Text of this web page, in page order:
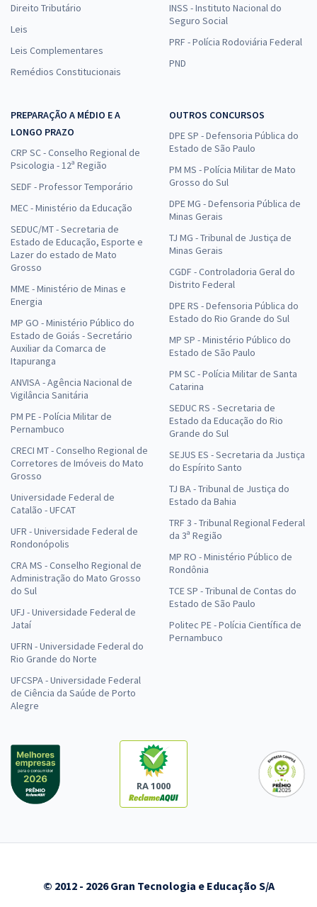
Direito Tributário
Leis
Leis Complementares
Remédios Constitucionais
INSS - Instituto Nacional do
Seguro Social
PRF - Polícia Rodoviária Federal
PND
PREPARAÇÃO A MÉDIO E A
LONGO PRAZO
CRP SC - Conselho Regional de
Psicologia - 12ª Região
SEDF - Professor Temporário
MEC - Ministério da Educação
SEDUC/MT - Secretaria de
Estado de Educação, Esporte e
Lazer do estado de Mato
Grosso
MME - Ministério de Minas e
Energia
MP GO - Ministério Público do
Estado de Goiás - Secretário
Auxiliar da Comarca de
Itapuranga
ANVISA - Agência Nacional de
Vigilância Sanitária
PM PE - Polícia Militar de
Pernambuco
CRECI MT - Conselho Regional de
Corretores de Imóveis do Mato
Grosso
Universidade Federal de
Catalão - UFCAT
UFR - Universidade Federal de
Rondonópolis
CRA MS - Conselho Regional de
Administração do Mato Grosso
do Sul
UFJ - Universidade Federal de
Jataí
UFRN - Universidade Federal do
Rio Grande do Norte
UFCSPA - Universidade Federal
de Ciência da Saúde de Porto
Alegre
OUTROS CONCURSOS
DPE SP - Defensoria Pública do
Estado de São Paulo
PM MS - Polícia Militar de Mato
Grosso do Sul
DPE MG - Defensoria Pública de
Minas Gerais
TJ MG - Tribunal de Justiça de
Minas Gerais
CGDF - Controladoria Geral do
Distrito Federal
DPE RS - Defensoria Pública do
Estado do Rio Grande do Sul
MP SP - Ministério Público do
Estado de São Paulo
PM SC - Polícia Militar de Santa
Catarina
SEDUC RS - Secretaria de
Estado da Educação do Rio
Grande do Sul
SEJUS ES - Secretaria da Justiça
do Espírito Santo
TJ BA - Tribunal de Justiça do
Estado da Bahia
TRF 3 - Tribunal Regional Federal
da 3ª Região
MP RO - Ministério Público de
Rondônia
TCE SP - Tribunal de Contas do
Estado de São Paulo
Politec PE - Polícia Científica de
Pernambuco
RA 1000
© 2012 - 2026 Gran Tecnologia e Educação S/A